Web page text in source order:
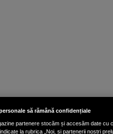
să rămână confidențiale
partenere stocăm și accesăm date cu
la rubrica „Noi, și partenerii noștri